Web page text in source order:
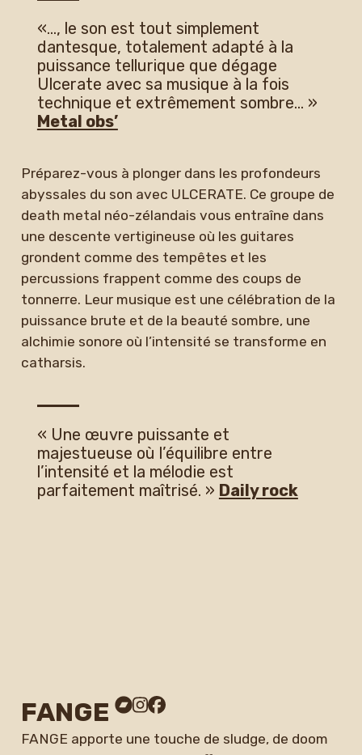
«…, le son est tout simplement
dantesque, totalement adapté à la
puissance tellurique que dégage
Ulcerate avec sa musique à la fois
technique et extrêmement sombre… »
Metal obs’
Préparez-vous à plonger dans les profondeurs
abyssales du son avec ULCERATE. Ce groupe de
death metal néo-zélandais vous entraîne dans
une descente vertigineuse où les guitares
grondent comme des tempêtes et les
percussions frappent comme des coups de
tonnerre. Leur musique est une célébration de la
puissance brute et de la beauté sombre, une
alchimie sonore où l’intensité se transforme en
catharsis.
« Une œuvre puissante et
majestueuse où l’équilibre entre
l’intensité et la mélodie est
parfaitement maîtrisé. » Daily rock
FANGE
FANGE apporte une touche de sludge, de doom